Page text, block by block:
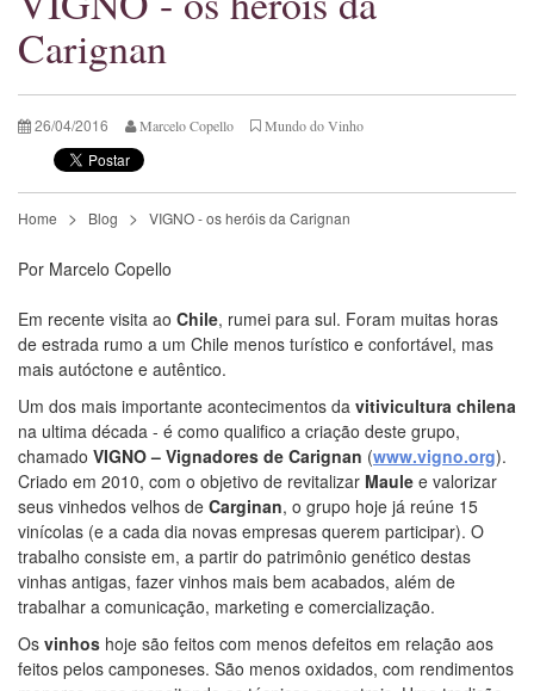
Carignan
26/04/2016 Marcelo Copello Mundo do Vinho
Home Blog VIGNO - os heróis da Carignan
Por Marcelo Copello
Em recente visita ao Chile, rumei para sul. Foram muitas horas
de estrada rumo a um Chile menos turístico e confortável, mas
mais autóctone e autêntico.
Um dos mais importante acontecimentos da vitivicultura chilena
na ultima década - é como qualifico a criação deste grupo,
chamado VIGNO – Vignadores de Carignan (www.vigno.org).
Criado em 2010, com o objetivo de revitalizar Maule e valorizar
seus vinhedos velhos de Carginan, o grupo hoje já reúne 15
vinícolas (e a cada dia novas empresas querem participar). O
trabalho consiste em, a partir do patrimônio genético destas
vinhas antigas, fazer vinhos mais bem acabados, além de
trabalhar a comunicação, marketing e comercialização.
Os vinhos hoje são feitos com menos defeitos em relação aos
feitos pelos camponeses. São menos oxidados, com rendimentos